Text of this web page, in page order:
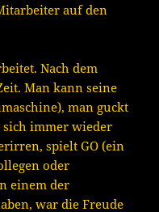
auf den
Nach dem
Man kann seine
man guckt
sich immer wieder
spielt GO (ein
oder
einem der
war die Freude